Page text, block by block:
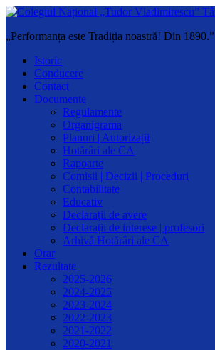
„Performanța este Tradiția noastră! Din 1890.”
Istoric
Conducere
Contact
Documente
Regulamente
Organigrama
Planuri | Autorizații
Hotărâri ale CA
Rapoarte
Comisii | Decizii | Proceduri
Contabilitate
Educativ
Declarații de avere
Declarații de interese | profesori
Arhivă Hotărâri ale CA
Orar
Rezultate
2025-2026
2024-2025
2023-2024
2022-2023
2021-2022
2020-2021